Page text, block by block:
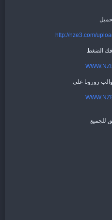
http://nze3.com/
الضغط
زورونا على
للجميع